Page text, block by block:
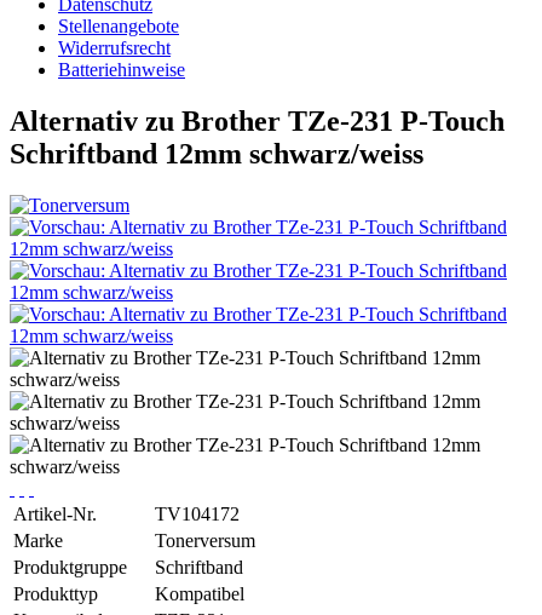
Datenschutz
Stellenangebote
Widerrufsrecht
Batteriehinweise
Alternativ zu Brother TZe-231 P-Touch
Schriftband 12mm schwarz/weiss
Artikel-Nr.
TV104172
Marke
Tonerversum
Produktgruppe
Schriftband
Produkttyp
Kompatibel